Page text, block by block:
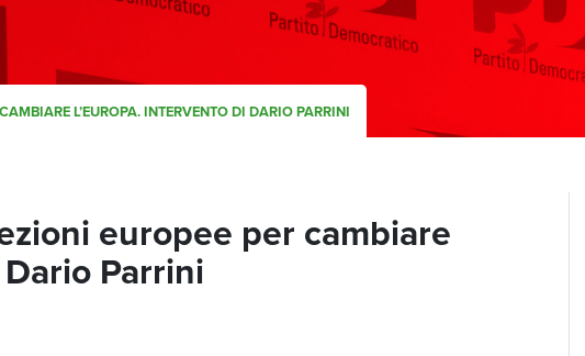
L’EUROPA. INTERVENTO DI DARIO PARRINI
europee per cambiare
Parrini